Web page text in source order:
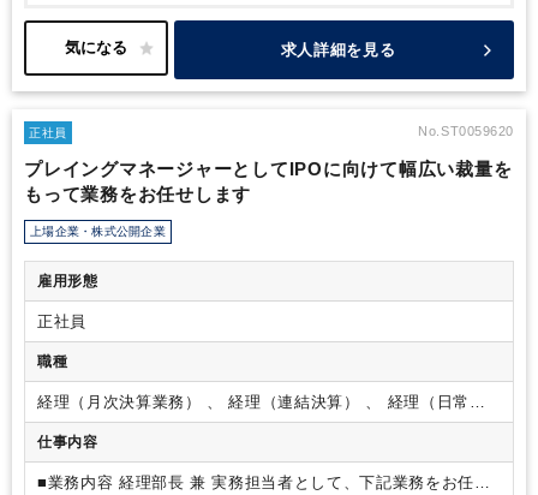
く、管理部門強化に動き出しました。業務内容は個人の適性と、
グループの計画推進に向けた業務を見た上で柔軟に決定するそう
方、数値感覚を活かして幅広い分野で活躍したい方などにお勧めの
求人詳細を見る
正社員 No.ST0059620
プレイングマネージャーとしてIPOに向けて幅広い裁量を
もって業務をお任せします
上場企業・株式公開企業
雇用形態
正社員
職種
経理（月次決算業務） 、 経理（連結決算） 、 経理（日常業
務）
仕事内容
■業務内容 経理部長 兼 実務担当者として、下記業務をお任せ